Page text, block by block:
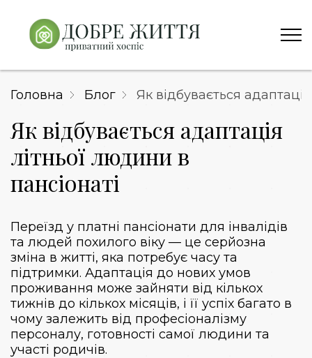
Головна Блог Як відбувається
Як відбувається адаптація
літньої людини в
пансіонаті
Переїзд у платні пансіонати для інвалідів
та людей похилого віку — це серйозна
зміна в житті, яка потребує часу та
підтримки. Адаптація до нових умов
проживання може зайняти від кількох
тижнів до кількох місяців, і її успіх багато в
чому залежить від професіоналізму
персоналу, готовності самої людини та
участі родичів.